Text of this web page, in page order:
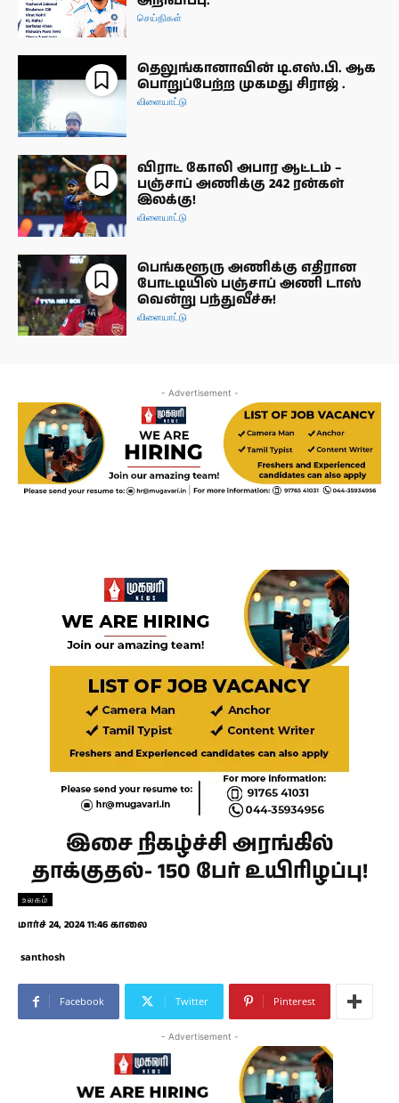
செய்திகள்
தெலுங்கானாவின் டி.எஸ்.பி. ஆக
பொறுப்பேற்ற முகமது சிராஜ் .
விளையாட்டு
விராட் கோலி அபார ஆட்டம் –
பஞ்சாப் அணிக்கு 242 ரன்கள்
இலக்கு!
விளையாட்டு
பெங்களூரு அணிக்கு எதிரான
போட்டியில் பஞ்சாப் அணி டாஸ்
வென்று பந்துவீச்சு!
விளையாட்டு
- Advertisement -